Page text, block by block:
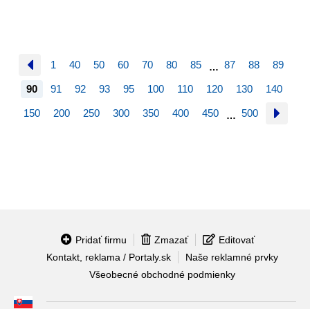
1 40 50 60 70 80 85 … 87 88 89
90 91 92 93 95 100 110 120 130 140
150 200 250 300 350 400 450 … 500
Pridať firmu Zmazať
Editovať
Kontakt, reklama / Portaly.sk
Naše reklamné prvky
Všeobecné obchodné podmienky